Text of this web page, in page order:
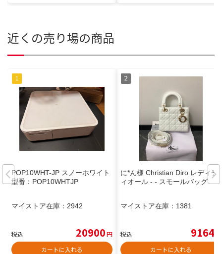
近くの売り場の商品
POP10WHT-JP スノーホワイト
型番：POP10WHTJP
マイストア在庫： 2942
税込 20900円
カートに入れる
に*ん様 Christian Diro レディデ
ィオール - - スモールバッグ
マイストア在庫： 1381
税込 9164
カートに入れる